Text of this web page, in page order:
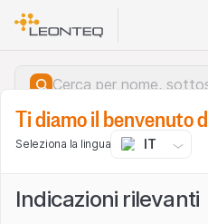
Ti diamo il benvenuto
Seleziona la lingua IT
Indicazioni rilevanti